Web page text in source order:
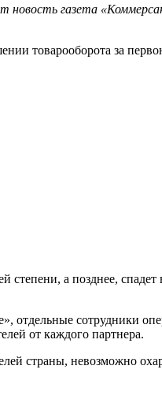
новость газета
товарооборота за
а позднее, спадет
отдельные сотрудники
от каждого партнера.
страны, невозможно